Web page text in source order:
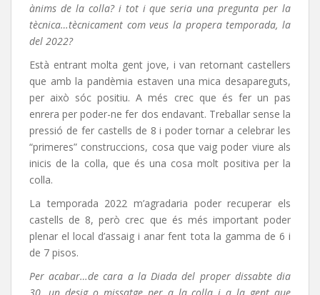
ànims de la colla? i tot i que seria una pregunta per la
tècnica…tècnicament com veus la propera temporada, la
del 2022?
Està entrant molta gent jove, i van retornant castellers
que amb la pandèmia estaven una mica desapareguts,
per això sóc positiu. A més crec que és fer un pas
enrera per poder-ne fer dos endavant. Treballar sense la
pressió de fer castells de 8 i poder tornar a celebrar les
“primeres” construccions, cosa que vaig poder viure als
inicis de la colla, que és una cosa molt positiva per la
colla.
La temporada 2022 m’agradaria poder recuperar els
castells de 8, però crec que és més important poder
plenar el local d’assaig i anar fent tota la gamma de 6 i
de 7 pisos.
Per acabar…de cara a la Diada del proper dissabte dia